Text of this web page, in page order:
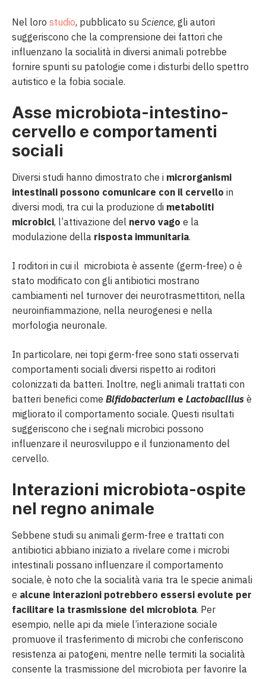
Nel loro studio, pubblicato su Science, gli autori
suggeriscono che la comprensione dei fattori che
influenzano la socialità in diversi animali potrebbe
fornire spunti su patologie come i disturbi dello spettro
autistico e la fobia sociale.
Asse microbiota-intestino-
cervello e comportamenti
sociali
Diversi studi hanno dimostrato che i microrganismi
intestinali possono comunicare con il cervello in
diversi modi, tra cui la produzione di metaboliti
microbici, l’attivazione del nervo vago e la
modulazione della risposta immunitaria.
I roditori in cui il microbiota è assente (germ-free) o è
stato modificato con gli antibiotici mostrano
cambiamenti nel turnover dei neurotrasmettitori, nella
neuroinfiammazione, nella neurogenesi e nella
morfologia neuronale.
In particolare, nei topi germ-free sono stati osservati
comportamenti sociali diversi rispetto ai roditori
colonizzati da batteri. Inoltre, negli animali trattati con
batteri benefici come Bifidobacterium e Lactobacillus è
migliorato il comportamento sociale. Questi risultati
suggeriscono che i segnali microbici possono
influenzare il neurosviluppo e il funzionamento del
cervello.
Interazioni microbiota-ospite
nel regno animale
Sebbene studi su animali germ-free e trattati con
antibiotici abbiano iniziato a rivelare come i microbi
intestinali possano influenzare il comportamento
sociale, è noto che la socialità varia tra le specie animali
e alcune interazioni potrebbero essersi evolute per
facilitare la trasmissione del microbiota. Per
esempio, nelle api da miele l’interazione sociale
promuove il trasferimento di microbi che conferiscono
resistenza ai patogeni, mentre nelle termiti la socialità
consente la trasmissione del microbiota per favorire la